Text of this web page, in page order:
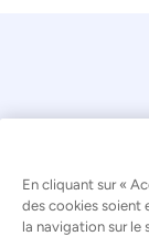
©
En cliquant sur «
des cookies soient
la navigation sur le